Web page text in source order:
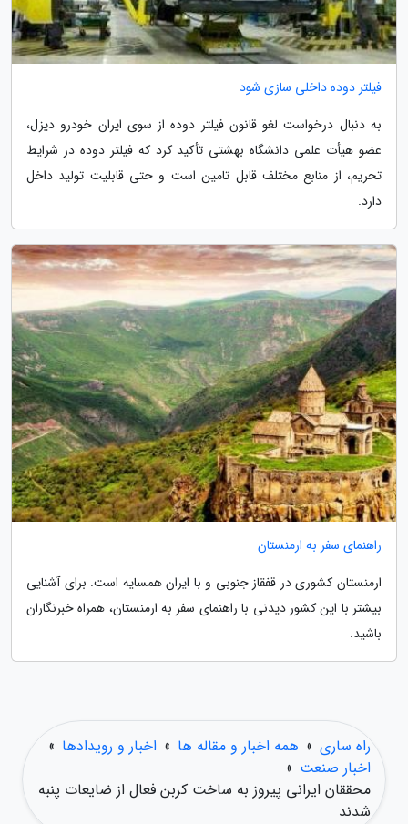
فیلتر دوده داخلی سازی شود
به دنبال درخواست لغو قانون فیلتر دوده از سوی ایران خودرو دیزل،
عضو هیأت علمی دانشگاه بهشتی تأکید کرد که فیلتر دوده در شرایط
تحریم، از منابع مختلف قابل تامین است و حتی قابلیت تولید داخل
دارد.
راهنمای سفر به ارمنستان
ارمنستان کشوری در قفقاز جنوبی و با ایران همسایه است. برای آشنایی
بیشتر با این کشور دیدنی با راهنمای سفر به ارمنستان، همراه خبرنگاران
باشید.
راه ساری » همه اخبار و مقاله ها » اخبار و رویدادها »
اخبار صنعت »
محققان ایرانی پیروز به ساخت کربن فعال از ضایعات پنبه
شدند